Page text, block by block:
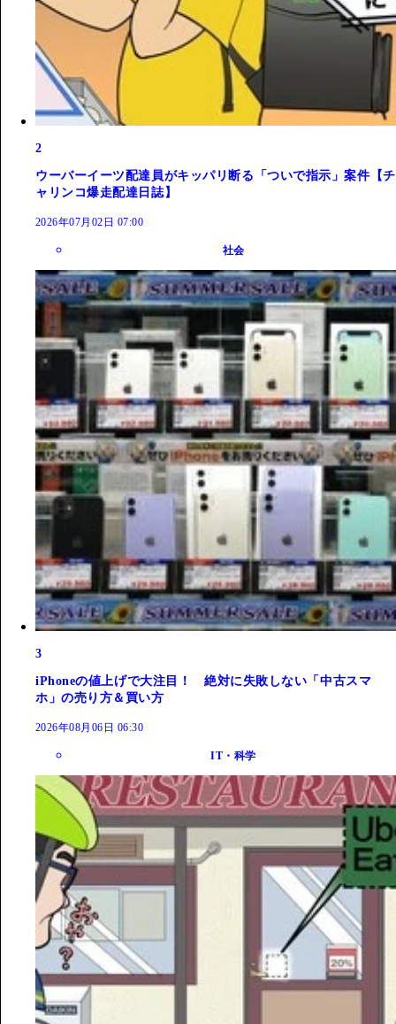
2
ウーバーイーツ配達員がキッパリ断る「ついで指示」案件【チ
ャリンコ爆走配達日誌】
2026年07月02日 07:00
社会
3
iPhoneの値上げで大注目！ 絶対に失敗しない「中古スマ
ホ」の売り方＆買い方
2026年08月06日 06:30
IT・科学